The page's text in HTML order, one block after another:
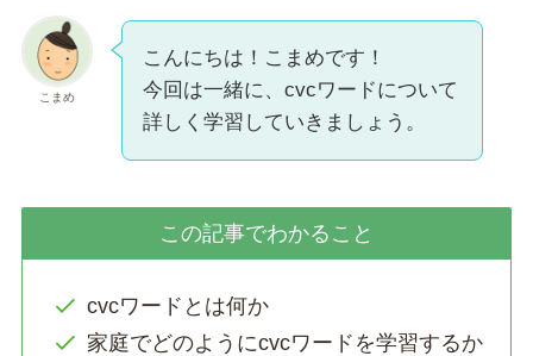
こまめ
こんにちは！こまめです！
今回は一緒に、cvcワードについて
詳しく学習していきましょう。
この記事でわかること
cvcワードとは何か
家庭でどのようにcvcワードを学習するか